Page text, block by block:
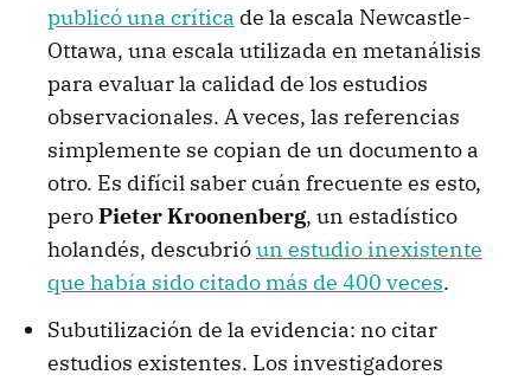
publicó una crítica de la escala Newcastle-
Ottawa, una escala utilizada en metanálisis
para evaluar la calidad de los estudios
observacionales. A veces, las referencias
simplemente se copian de un documento a
otro. Es difícil saber cuán frecuente es esto,
peroPieter Kroonenberg, un estadístico
holandés, descubrióun estudio inexistente
que había sido citado más de 400 veces.
Subutilización de la evidencia: no citar
estudios existentes. Los investigadores